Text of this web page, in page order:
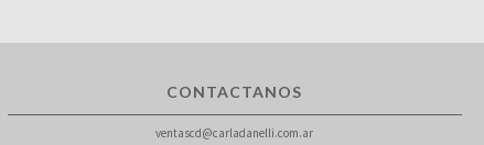
CONTACTANOS
ventascd@carladanelli.com.ar